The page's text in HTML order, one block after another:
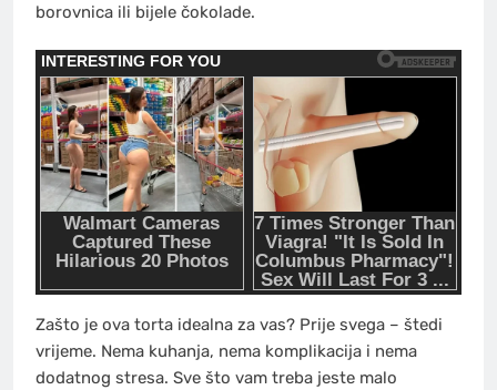
borovnica ili bijele čokolade.
Zašto je ova torta idealna za vas? Prije svega – štedi
vrijeme. Nema kuhanja, nema komplikacija i nema
dodatnog stresa. Sve što vam treba jeste malo